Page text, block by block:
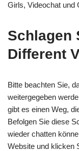
Girls, Videochat und
Schlagen
Different
Bitte beachten Sie,
weitergegeben
gibt es einen Weg,
Befolgen Sie diese
wieder chatten
Website und klicken